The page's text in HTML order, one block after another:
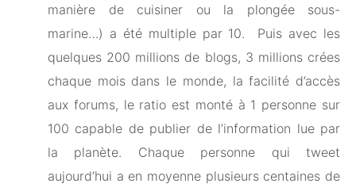
manière de cuisiner ou la plongée sous-
marine…) a été multiple par 10. Puis avec les
quelques 200 millions de blogs, 3 millions crées
chaque mois dans le monde, la facilité d’accès
aux forums, le ratio est monté à 1 personne sur
100 capable de publier de l’information lue par
la planète. Chaque personne qui tweet
aujourd’hui a en moyenne plusieurs centaines de